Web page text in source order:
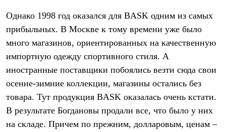
Однако 1998 год оказался для BASK одним из самых
прибыльных. В Москве к тому времени уже было
много магазинов, ориентированных на качественную
импортную одежду спортивного стиля. А
иностранные поставщики побоялись везти сюда свои
осенне-зимние коллекции, магазины остались без
товара. Тут продукция BASK оказалась очень кстати.
В результате Богдановы продали все, что было у них
на складе. Причем по прежним, долларовым, ценам –